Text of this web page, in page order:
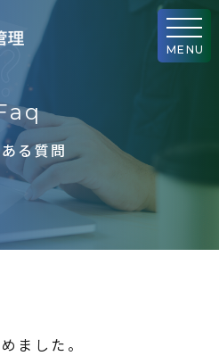
MENU
aq
る質問
ました。